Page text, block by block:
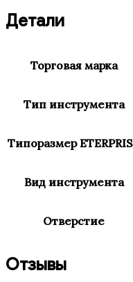
Детали
Торговая марка
Тип инструмента
Типоразмер
Вид инструмента
Отверстие
Отзывы